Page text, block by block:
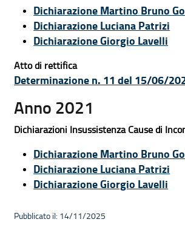
Dichiarazione Martino Bruno
Dichiarazione Luciana Patrizi
Dichiarazione Giorgio Lavelli
Atto di rettifica
Determinazione n. 11 del 15/06/
Anno 2021
Dichiarazioni Insussistenza Cause di
Dichiarazione Martino Bruno
Dichiarazione Luciana Patrizi
Dichiarazione Giorgio Lavelli
Pubblicato il: 14/11/2025